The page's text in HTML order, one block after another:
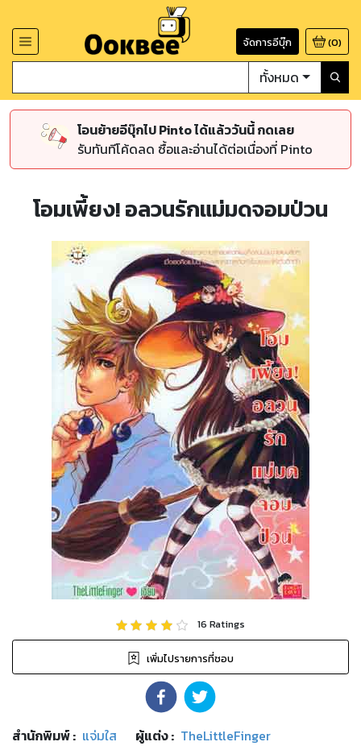
จัดการอีบุ๊ก (0)
ทั้งหมด
โอนย้ายอีบุ๊กไป Pinto ได้แล้ววันนี้ กดเลย
รับทันทีโค้ดลด ซื้อและอ่านได้ต่อเนื่องที่ Pinto
โอมเพี้ยง! อลวนรักแม่มดจอมป่วน
16 Ratings
เพิ่มไปรายการที่ชอบ
สำนักพิมพ์: แจ่มใส ผู้แต่ง : TheLittleFinger